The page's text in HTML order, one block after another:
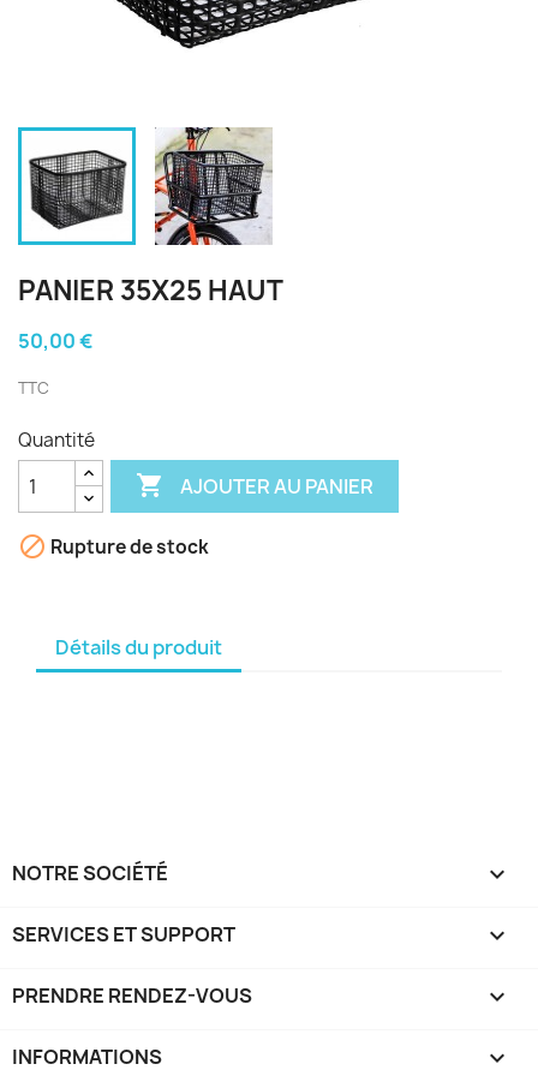
PANIER 35X25 HAUT
50,00 €
TTC
Quantité
 AJOUTER AU PANIER
 Rupture de stock
Détails du produit
NOTRE SOCIÉTÉ 
SERVICES ET SUPPORT 
PRENDRE RENDEZ-VOUS 
INFORMATIONS keyboard_arrow_down